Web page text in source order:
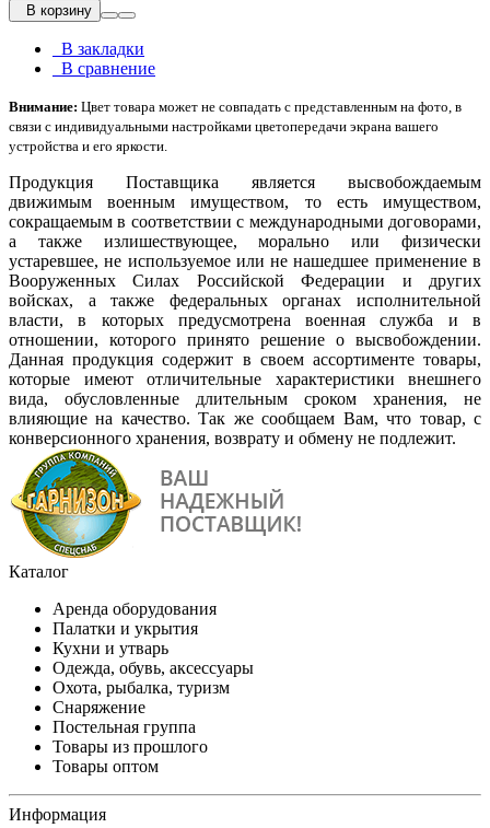
В корзину
В закладки
В сравнение
Внимание: Цвет товара может не совпадать с представленным на фото, в
связи с индивидуальными настройками цветопередачи экрана вашего
устройства и его яркости.
Продукция Поставщика является высвобождаемым
движимым военным имуществом, то есть имуществом,
сокращаемым в соответствии с международными договорами,
а также излишествующее, морально или физически
устаревшее, не используемое или не нашедшее применение в
Вооруженных Силах Российской Федерации и других
войсках, а также федеральных органах исполнительной
власти, в которых предусмотрена военная служба и в
отношении, которого принято решение о высвобождении.
Данная продукция содержит в своем ассортименте товары,
которые имеют отличительные характеристики внешнего
вида, обусловленные длительным сроком хранения, не
влияющие на качество. Так же сообщаем Вам, что товар, с
конверсионного хранения, возврату и обмену не подлежит.
Каталог
Аренда оборудования
Палатки и укрытия
Кухни и утварь
Одежда, обувь, аксессуары
Охота, рыбалка, туризм
Снаряжение
Постельная группа
Товары из прошлого
Товары оптом
Информация